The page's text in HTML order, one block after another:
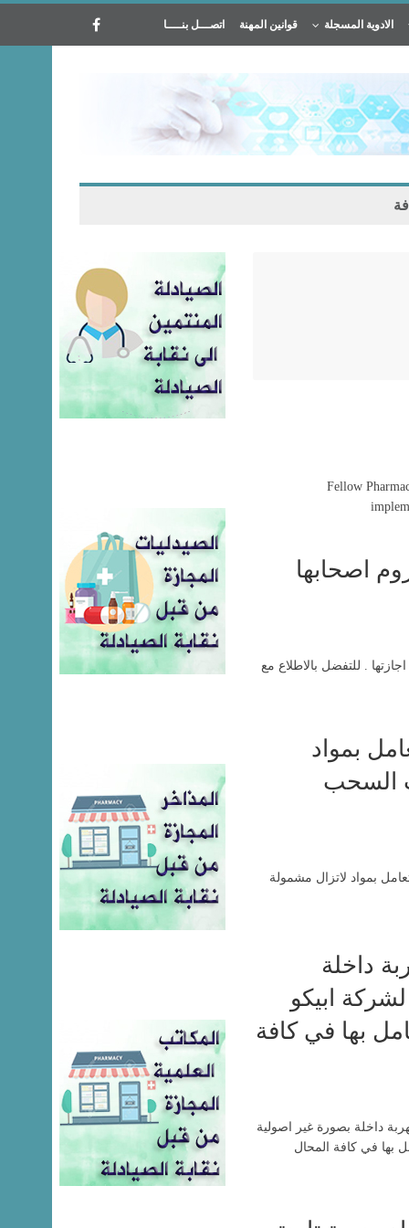
الادوية المسجلة قوانين المهنة اتصـــل بنــــا
Fellow
اصحابها
. للتفضل بالاطلاع مع
بمواد
السحب
بمواد لاتزال مشمولة
داخلة
ابيكو
بها في كافة
داخلة بصورة غير اصولية
بها في كافة المحال